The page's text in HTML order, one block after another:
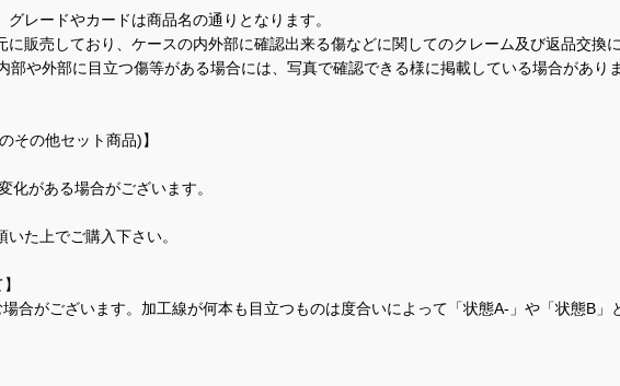
レードやカードは商品名の通りとなります。
販売しており、ケースの内外部に確認出来る傷などに関してのクレーム及び返品交換
や外部に目立つ傷等がある場合には、写真で確認できる様に掲載している場合があ
その他セット商品)】
がある場合がございます。
た上でご購入下さい。
合がございます。加工線が何本も目立つものは度合いによって「状態A-」や「状態B」